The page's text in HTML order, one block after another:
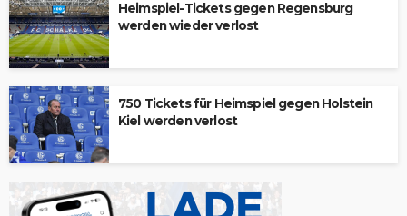
Heimspiel-Tickets gegen Regensburg
werden wieder verlost
750 Tickets für Heimspiel gegen Holstein
Kiel werden verlost